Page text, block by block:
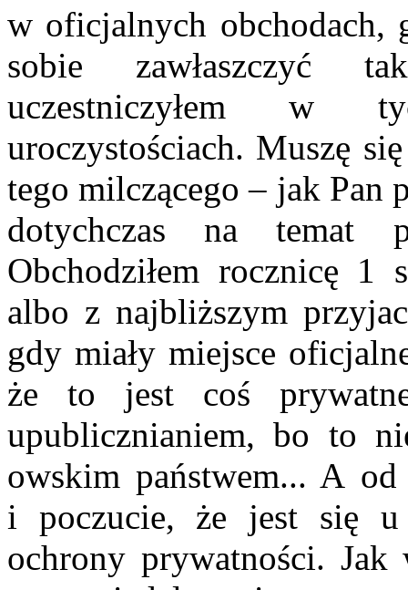
w oficjalnych obchodach,
sobie zawłaszczyć
uczestniczyłem w
uroczystościach. Muszę
tego milczącego – jak Pan
dotychczas na temat
Obchodziłem rocznicę 1
albo z najbliższym
gdy miały miejsce
że to jest coś
upublicznianiem, bo to
owskim państwem... A
i poczucie, że jest się
ochrony prywatności.